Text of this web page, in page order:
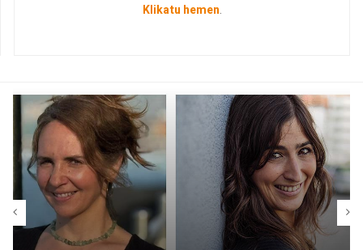
Klikatu hemen.